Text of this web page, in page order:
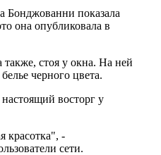
Бонджованни показала
она опубликовала в
также, стоя у окна. На ней
черного цвета.
восторг у
красотка", -
сети.